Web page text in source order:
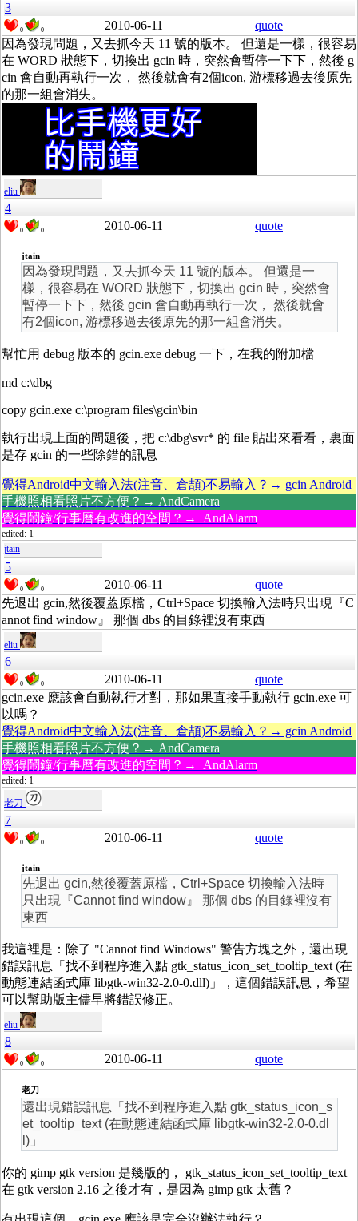
3
0 0 2010-06-11
quote
因為發現問題，又去抓今天 11 號的版本。 但還是一樣，很容易
在 WORD 狀態下，切換出 gcin 時，突然會暫停一下下，然後 g
cin 會自動再執行一次， 然後就會有2個icon, 游標移過去後原先
的那一組會消失。
eliu
4
0 0 2010-06-11 quote
jtain
因為發現問題，又去抓今天 11 號的版本。 但還是一
樣，很容易在 WORD 狀態下，切換出 gcin 時，突然會
暫停一下下，然後 gcin 會自動再執行一次， 然後就會
有2個icon, 游標移過去後原先的那一組會消失。
幫忙用 debug 版本的 gcin.exe debug 一下，在我的附加檔
md c:\dbg
copy gcin.exe c:\program files\gcin\bin
執行出現上面的問題後，把 c:\dbg\svr* 的 file 貼出來看看，裏面
是存 gcin 的一些除錯的訊息
覺得Android中文輸入法(注音、倉頡)不易輸入？→ gcin Android
手機照相看照片不方便？→ AndCamera
覺得鬧鐘/行事曆有改進的空間？→ AndAlarm
edited: 1
jtain
5
0 0 2010-06-11
quote
先退出 gcin,然後覆蓋原檔，Ctrl+Space 切換輸入法時只出現『C
annot find window』 那個 dbs 的目錄裡沒有東西
eliu
6
0 0 2010-06-11
quote
gcin.exe 應該會自動執行才對，那如果直接手動執行 gcin.exe 可
以嗎？
覺得Android中文輸入法(注音、倉頡)不易輸入？→ gcin Android
手機照相看照片不方便？→ AndCamera
覺得鬧鐘/行事曆有改進的空間？→ AndAlarm
edited: 1
老刀
7
0 0 2010-06-11 quote
jtain
先退出 gcin,然後覆蓋原檔，Ctrl+Space 切換輸入法時
只出現『Cannot find window』 那個 dbs 的目錄裡沒有
東西
我這裡是：除了 "Cannot find Windows" 警告方塊之外，還出現
錯誤訊息「找不到程序進入點 gtk_status_icon_set_tooltip_text (在
動態連結函式庫 libgtk-win32-2.0-0.dll)」，這個錯誤訊息，希望
可以幫助版主儘早將錯誤修正。
eliu
8
0 0 2010-06-11 quote
老刀
還出現錯誤訊息「找不到程序進入點 gtk_status_icon_s
et_tooltip_text (在動態連結函式庫 libgtk-win32-2.0-0.dl
l)」
你的 gimp gtk version 是幾版的， gtk_status_icon_set_tooltip_text
在 gtk version 2.16 之後才有，是因為 gimp gtk 太舊？